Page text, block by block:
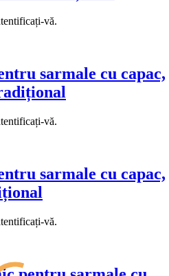
vă.
sarmale cu capac,
vă.
sarmale cu capac,
vă.